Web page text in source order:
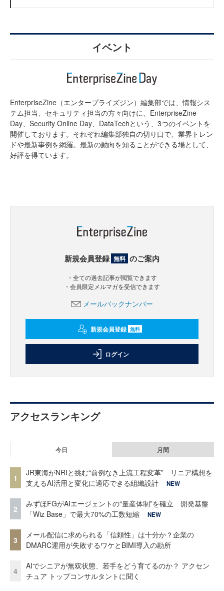
イベント
EnterpriseZine（エンタープライズジン）編集部では、情報シス
テム担当、セキュリティ担当の方々向けに、EnterpriseZine
Day、Security Online Day、DataTechという、3つのイベントを
開催しております。それぞれ編集部独自の切り口で、業界トレン
ドや最新事例を網羅。最新の動向を知ることができる場として、
好評を得ています。
新規会員登録 無料 のご案内
・全ての過去記事が閲覧できます
・会員限定メルマガを受信できます
メールバックナンバー
新規会員登録 無料
ログイン
アクセスランキング
今日 月間
1
JR東海がNRIと挑む“前例なき上流工程変革” リニア構想を
支えるAI活用と変化に適応できる組織設計
NEW
2
みずほFGがAIエージェントの“量産体制”を確立 開発基盤
「Wiz Base」で最大70%の工数短縮
NEW
3
メール配信に求められる「信頼性」は十分か？企業の
DMARC運用が失敗するワケとBIMI導入の勘所
4
AIでシニアが無双状態、若手をどう育てるのか？ アクセン
チュア トップコンサルタントに聞く